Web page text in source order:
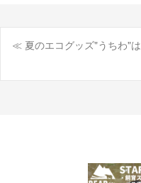
投
≪ 夏のエコグッズ"うちわ"